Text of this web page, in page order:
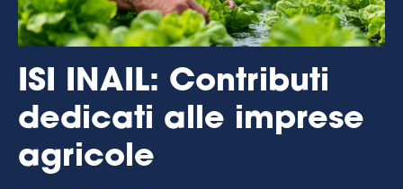
ISI INAIL: Contributi
dedicati alle imprese
agricole